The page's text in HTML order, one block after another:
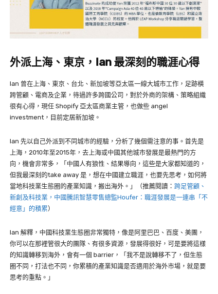
外派上海、東京， Ian 最深刻的職涯心得
Ian 曾在上海、東京、台北、新加坡等亞太區一線大城市工作，足跡橫
跨管顧、電商及企業，待過許多跨國公司，對於外商的架構、策略組織
很有心得，現任 Shopify 亞太區商業主管，也做些 angel
investment ，目前定居新加坡。
Ian 先以自己外派到不同城市的經驗，分析了幾個需注意的事。首先是
上海， 2010年至2015年，去上海或中國其他城市發展是最熱門的方
向，機會非常多，「中國人有狼性、結果導向，這些是大家都知道的，
但我最深刻的take away 是，想在中國建立職涯，也要先思考，如何將
當地科技業生態圈的產業知識，搬出海外。」（推薦閱讀： 跨足管顧、
新創及科技業，中國騰訊智慧零售總監Houfer：職涯發展是一連串「不
經意」的積累）
Ian 解釋，中國科技業生態圈非常獨特，像是阿里巴巴、百度、美團，
你可以在那裡管很大的團隊、有很多資源，發展得很好，可是要將這樣
的知識轉移到海外，會有一個 barrier ，「我不是說轉移不了，但生態
圈不同，打法也不同，你累積的產業知識是否適用於海外市場，就是要
思考的重點。」